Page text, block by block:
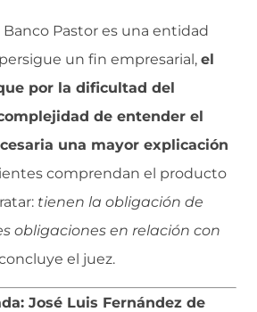
Pastor es una entidad
un fin empresarial, el
por la dificultad del
de entender el
una mayor explicación
comprendan el producto
 tienen la obligación de
obligaciones en relación con
concluye el juez.
José Luis Fernández de